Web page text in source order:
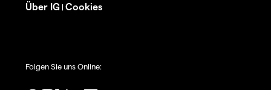
Über IG | Cookies
Folgen Sie uns Online: